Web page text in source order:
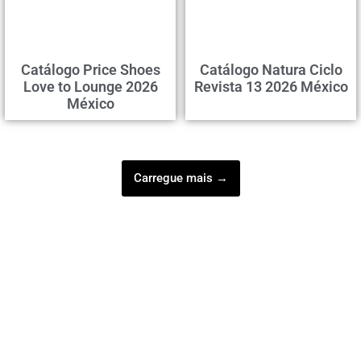
Catálogo Price Shoes
Love to Lounge 2026
México
Catálogo Natura Ciclo
Revista 13 2026 México
Carregue mais →